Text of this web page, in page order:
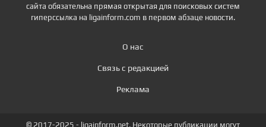
сайта обязательна прямая открытая для поисковых систем
гиперссылка на ligainform.com в первом абзаце новости.
О нас
Связь с редакцией
Реклама
© 2017-2025 - ligainform.net. Некоторые публикации могут